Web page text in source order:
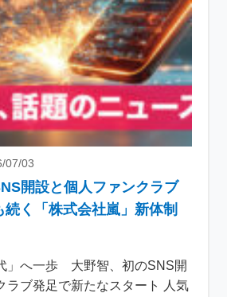
07/03
開設と個人ファンクラブ
く「株式会社嵐」新体制
」へ一歩 大野智、初のSNS開
ラブ発足で新たなスタート 人気